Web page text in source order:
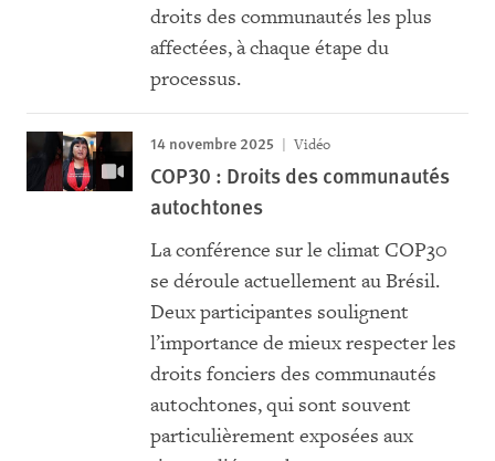
droits des communautés les plus
affectées, à chaque étape du
processus.
14 novembre 2025 Vidéo
COP30 : Droits des communautés
autochtones
La conférence sur le climat COP30
se déroule actuellement au Brésil.
Deux participantes soulignent
l’importance de mieux respecter les
droits fonciers des communautés
autochtones, qui sont souvent
particulièrement exposées aux